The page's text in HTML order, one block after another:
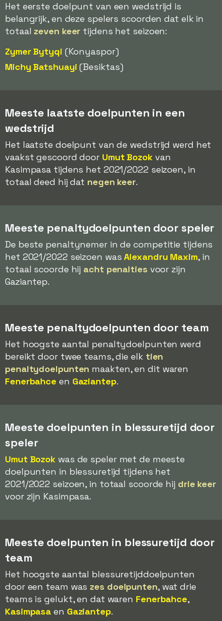
Het eerste doelpunt van een wedstrijd is
belangrijk, en deze spelers scoorden dat elk in
totaal zeven keer tijdens het seizoen:
Zymer Bytyqi (Konyaspor)
Michy Batshuayi (Besiktas)
Meeste laatste doelpunten in een
wedstrijd
Het laatste doelpunt van de wedstrijd werd het
vaakst gescoord door Umut Bozokvan
Kasimpasa tijdens het 2021/2022 seizoen, in
totaal deed hij dat negen keer.
Meeste penaltydoelpunten door speler
De beste penaltynemer in de competitie tijdens
het 2021/2022 seizoen wasAlexandru Maxim, in
totaal scoorde hij acht penalties voor zijn
Gaziantep.
Meeste penaltydoelpunten door team
Het hoogste aantal penaltydoelpunten werd
bereikt door twee teams, die elk tien
penaltydoelpunten maakten, en dit waren
Fenerbahce en Gaziantep.
Meeste doelpunten in blessuretijd door
speler
Umut Bozok was de speler met de meeste
doelpunten in blessuretijd tijdens het
2021/2022 seizoen, in totaal scoorde hij drie keer
voor zijn Kasimpasa.
Meeste doelpunten in blessuretijd door
team
Het hoogste aantal blessuretijddoelpunten
door een team was zes doelpunten, wat drie
teams is gelukt, en dat waren Fenerbahce,
Kasimpasa en Gaziantep.